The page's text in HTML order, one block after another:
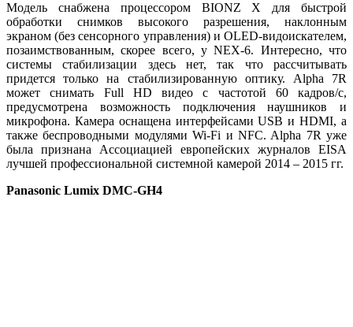
Модель снабжена процессором BIONZ X для быстрой
обработки снимков высокого разрешения, наклонным
экраном (без сенсорного управления) и OLED-видоискателем,
позаимствованным, скорее всего, у NEX-6. Интересно, что
системы стабилизации здесь нет, так что рассчитывать
придется только на стабилизированную оптику. Alpha 7R
может снимать Full HD видео с частотой 60 кадров/с,
предусмотрена возможность подключения наушников и
микрофона. Камера оснащена интерфейсами USB и HDMI, а
также беспроводными модулями Wi-Fi и NFC. Alpha 7R уже
была признана Ассоциацией европейских журналов EISA
лучшей профессиональной системной камерой 2014 – 2015 гг.
Panasonic Lumix DMC-GH4